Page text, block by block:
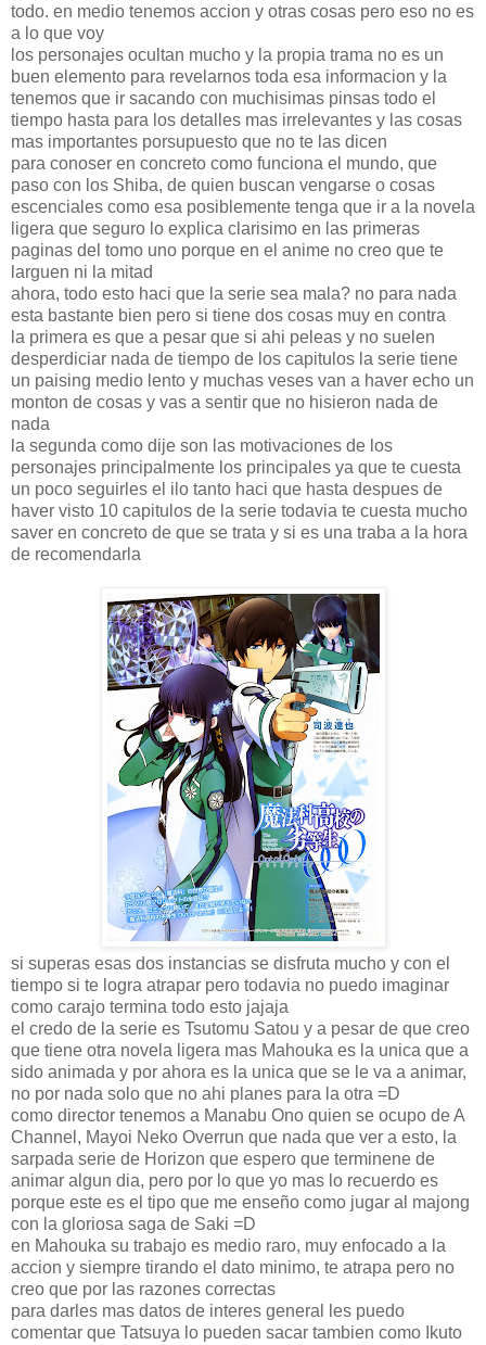
todo. en medio tenemos accion y otras cosas pero eso no es
a lo que voy
los personajes ocultan mucho y la propia trama no es un
buen elemento para revelarnos toda esa informacion y la
tenemos que ir sacando con muchisimas pinsas todo el
tiempo hasta para los detalles mas irrelevantes y las cosas
mas importantes porsupuesto que no te las dicen
para conoser en concreto como funciona el mundo, que
paso con los Shiba, de quien buscan vengarse o cosas
escenciales como esa posiblemente tenga que ir a la novela
ligera que seguro lo explica clarisimo en las primeras
paginas del tomo uno porque en el anime no creo que te
larguen ni la mitad
ahora, todo esto haci que la serie sea mala? no para nada
esta bastante bien pero si tiene dos cosas muy en contra
la primera es que a pesar que si ahi peleas y no suelen
desperdiciar nada de tiempo de los capitulos la serie tiene
un paising medio lento y muchas veses van a haver echo un
monton de cosas y vas a sentir que no hisieron nada de
nada
la segunda como dije son las motivaciones de los
personajes principalmente los principales ya que te cuesta
un poco seguirles el ilo tanto haci que hasta despues de
haver visto 10 capitulos de la serie todavia te cuesta mucho
saver en concreto de que se trata y si es una traba a la hora
de recomendarla
si superas esas dos instancias se disfruta mucho y con el
tiempo si te logra atrapar pero todavia no puedo imaginar
como carajo termina todo esto jajaja
el credo de la serie es Tsutomu Satou y a pesar de que creo
que tiene otra novela ligera mas Mahouka es la unica que a
sido animada y por ahora es la unica que se le va a animar,
no por nada solo que no ahi planes para la otra =D
como director tenemos a Manabu Ono quien se ocupo de A
Channel, Mayoi Neko Overrun que nada que ver a esto, la
sarpada serie de Horizon que espero que terminene de
animar algun dia, pero por lo que yo mas lo recuerdo es
porque este es el tipo que me enseño como jugar al majong
con la gloriosa saga de Saki =D
en Mahouka su trabajo es medio raro, muy enfocado a la
accion y siempre tirando el dato minimo, te atrapa pero no
creo que por las razones correctas
para darles mas datos de interes general les puedo
comentar que Tatsuya lo pueden sacar tambien como Ikuto